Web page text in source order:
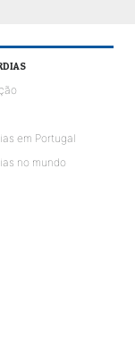
em Portugal
no mundo